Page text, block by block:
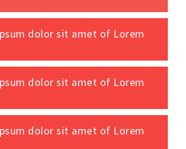
dolor sit amet of Lorem
dolor sit amet of Lorem
dolor sit amet of Lorem